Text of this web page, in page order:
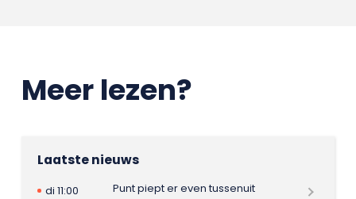
Meer lezen?
Laatste nieuws
di 11:00
Punt piept er even tussenuit